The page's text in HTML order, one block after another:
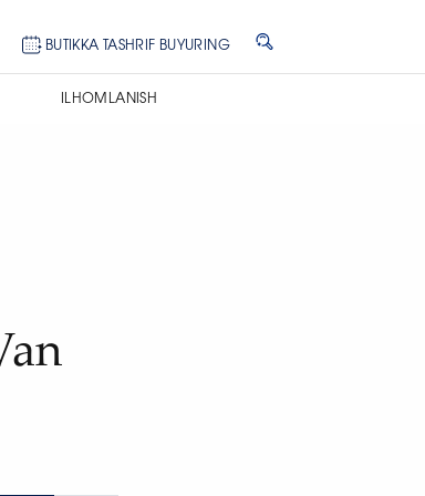
BUTIKKA TASHRIF BUYURING
ILHOMLANISH